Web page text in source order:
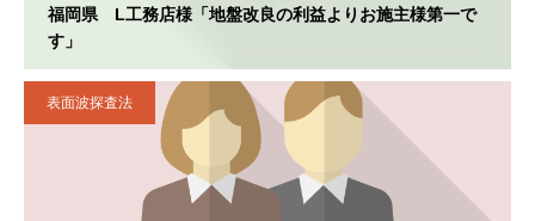
福岡県 L工務店様「地盤改良の利益よりお施主様第一で
す」
表面波探査法